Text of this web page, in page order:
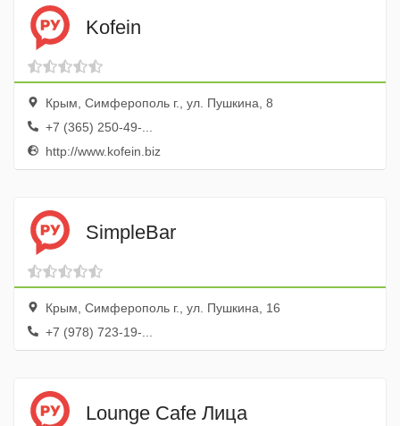
Kofein
Крым, Симферополь г., ул. Пушкина, 8
+7 (365) 250-49-...
http://www.kofein.biz
SimpleBar
Крым, Симферополь г., ул. Пушкина, 16
+7 (978) 723-19-...
Lounge Cafe Лица